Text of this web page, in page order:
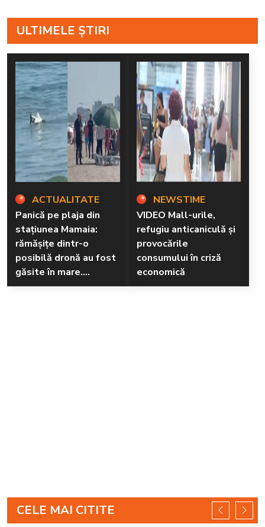
ULTIMELE ȘTIRI
ACTUALITATE
Panică pe plaja din
stațiunea Mamaia:
rămăşiţe dintr-o
posibilă dronă au fost
găsite în mare.
Pompierii au izolat
NEWSTIME
VIDEO Mall-urile,
refugiu anticaniculă și
provocările
consumului în criză
economică
CELE MAI CITITE